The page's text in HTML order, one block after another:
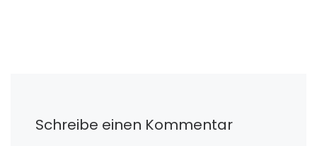
Schreibe einen Kommentar